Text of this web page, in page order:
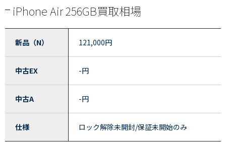
iPhone Air 256GB買取相場
新品（N） 121,000円
中古EX -円
中古A -円
仕様 ロック解除未開封/保証未開始のみ